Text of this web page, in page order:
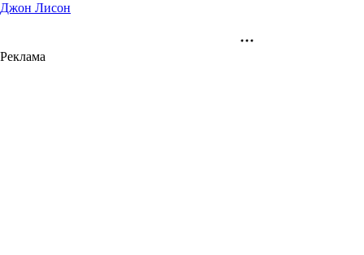
Джон Лисон
Реклама